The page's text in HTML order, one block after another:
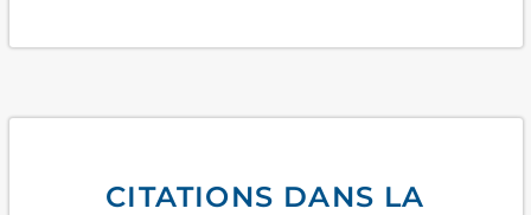
CITATIONS DANS LA